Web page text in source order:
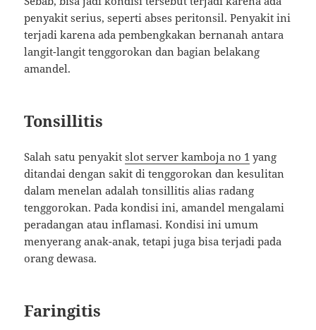
penyakit serius, seperti abses peritonsil. Penyakit ini
terjadi karena ada pembengkakan bernanah antara
langit-langit tenggorokan dan bagian belakang
amandel.
Tonsillitis
Salah satu penyakitslot server kamboja no 1 yang
ditandai dengan sakit di tenggorokan dan kesulitan
dalam menelan adalah tonsillitis alias radang
tenggorokan. Pada kondisi ini, amandel mengalami
peradangan atau inflamasi. Kondisi ini umum
menyerang anak-anak, tetapi juga bisa terjadi pada
orang dewasa.
Faringitis